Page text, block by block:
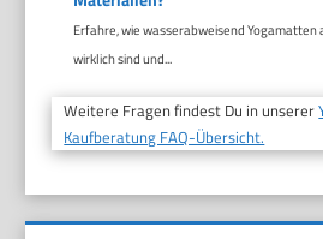
Erfahre, wie wasserabweisend
wirklich sind und...
Weitere Fragen findest Du in unserer
Kaufberatung FAQ-Übersicht.